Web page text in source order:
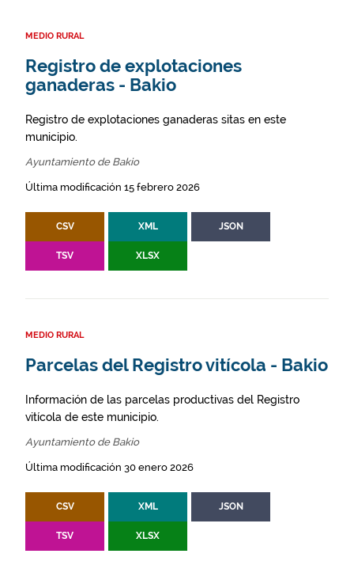
MEDIO RURAL
Registro de explotaciones
ganaderas - Bakio
Registro de explotaciones ganaderas sitas en este
municipio.
Ayuntamiento de Bakio
Última modificación 15 febrero 2026
CSV XML JSON
TSV XLSX
MEDIO RURAL
Parcelas del Registro vitícola - Bakio
Información de las parcelas productivas del Registro
vitícola de este municipio.
Ayuntamiento de Bakio
Última modificación 30 enero 2026
CSV XML JSON
TSV XLSX